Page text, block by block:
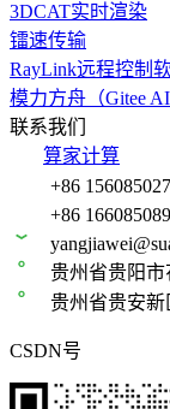
3DCAT实时渲染
镭速传输
RayLink远程控制
模力方舟（Gitee AI
联系我们
算家计算
+86
+86
贵州省贵阳市
贵州省贵安新
CSDN号